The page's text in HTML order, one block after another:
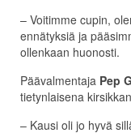
– Voitimme cupin,
ennätyksiä ja
ollenkaan huonosti.
Päävalmentaja Pep
tietynlaisena
– Kausi oli jo hyvä